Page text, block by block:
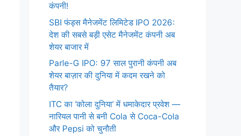
कंपनी!
SBI फंड्स मैनेजमेंट लिमिटेड IPO 2026:
देश की सबसे बड़ी एसेट मैनेजमेंट कंपनी अब
शेयर बाजार में
Parle-G IPO: 97 साल पुरानी कंपनी अब
शेयर बाज़ार की दुनिया में कदम रखने को
तैयार?
ITC का ‘कोला दुनिया’ में धमाकेदार प्रवेश —
नारियल पानी से बनी Cola से Coca-Cola
और Pepsi को चुनौती